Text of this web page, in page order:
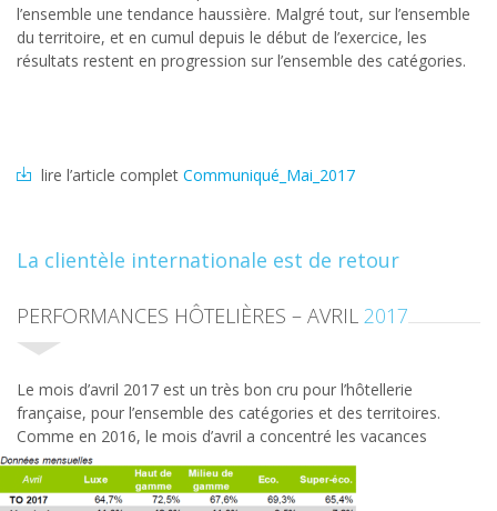
l’ensemble une tendance haussière. Malgré tout, sur l’ensemble
du territoire, et en cumul depuis le début de l’exercice, les
résultats restent en progression sur l’ensemble des catégories.
lire l’article complet Communiqué_Mai_2017
La clientèle internationale est de retour
PERFORMANCES HÔTELIÈRES – AVRIL 2017
Le mois d’avril 2017 est un très bon cru pour l’hôtellerie
française, pour l’ensemble des catégories et des territoires.
Comme en 2016, le mois d’avril a concentré les vacances